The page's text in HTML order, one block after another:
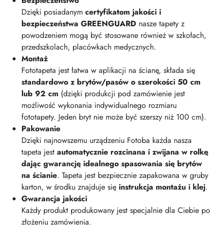
Dzięki posiadanym certyfikatom jakości i
bezpieczeństwa GREENGUARD nasze tapety z
powodzeniem mogą być stosowane również w szkołach,
przedszkolach, placówkach medycznych.
Montaż
Fototapeta jest łatwa w aplikacji na ścianę, składa się
standardowo z brytów/pasów o szerokości 50 cm
lub 92 cm (dzięki produkcji pod zamówienie jest
możliwość wykonania indywidualnego rozmiaru
fototapety. Jeden bryt nie może być szerszy niż 100 cm).
Pakowanie
Dzięki najnowszemu urządzeniu Fotoba każda nasza
tapeta jest automatycznie rozcinana i zwijana w rolkę
dając gwarancję idealnego spasowania się brytów
na ścianie. Tapeta jest bezpiecznie zapakowana w gruby
karton, w środku znajduje się instrukcja montażu i klej.
Gwarancja jakości
Każdy produkt produkowany jest specjalnie dla Ciebie po
złożeniu zamówienia.